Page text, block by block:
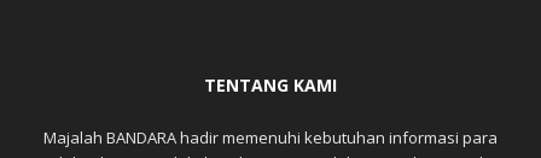
TENTANG KAMI
Majalah BANDARA hadir memenuhi kebutuhan informasi para